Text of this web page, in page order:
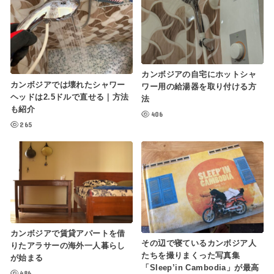
カンボジアでは壊れたシャワー
ヘッドは2.5ドルで直せる｜方法
も紹介
265
カンボジアの自宅にホットシャ
ワー用の給湯器を取り付ける方
法
406
カンボジアで賃貸アパートを借
りたアラサーの海外一人暮らし
が始まる
その辺で寝ているカンボジア人
たちを撮りまくった写真集
「Sleep’in Cambodia」が最高